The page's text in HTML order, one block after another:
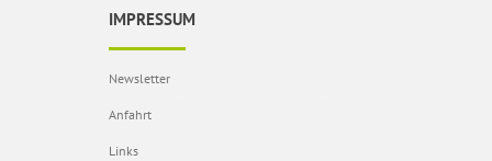
IMPRESSUM
Newsletter
Anfahrt
Links